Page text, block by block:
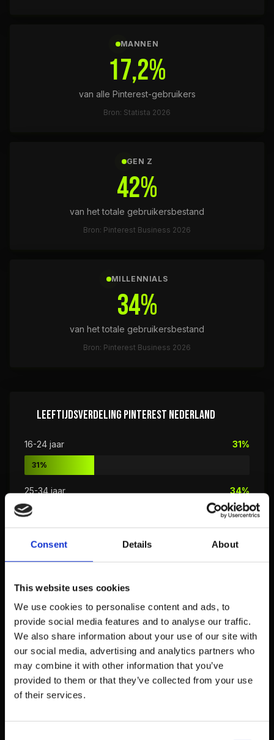
Consent Details About
This website uses cookies
We use cookies to personalise content and ads, to
provide social media features and to analyse our traffic.
We also share information about your use of our site with
our social media, advertising and analytics partners who
may combine it with other information that you’ve
provided to them or that they’ve collected from your use
of their services.
MANNEN
17,2%
van alle Pinterest-gebruikers
Bron: Statista 2026
GEN Z
42%
van het totale gebruikersbestand
Bron: Pinterest Business 2026
MILLENNIALS
34%
van het totale gebruikersbestand
Bron: Pinterest Business 2026
LEEFTIJDSVERDELING PINTEREST NEDERLAND
16-24 jaar 31%
31%
25-34 jaar 34%
34%
45-54 jaar
18%
55+ jaar 11%
11%
Bron: Newcom Research & Consultancy 2026, DataReportal NL
(% dat Pinterest gebruikt per leeftijdsgroep)